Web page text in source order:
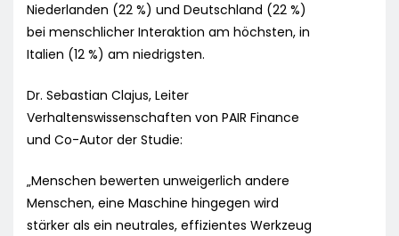
Niederlanden (22 %) und Deutschland (22 %)
bei menschlicher Interaktion am höchsten, in
Italien (12 %) am niedrigsten.
Dr. Sebastian Clajus, Leiter
Verhaltenswissenschaften von PAIR Finance
und Co-Autor der Studie:
„Menschen bewerten unweigerlich andere
Menschen, eine Maschine hingegen wird
stärker als ein neutrales, effizientes Werkzeug